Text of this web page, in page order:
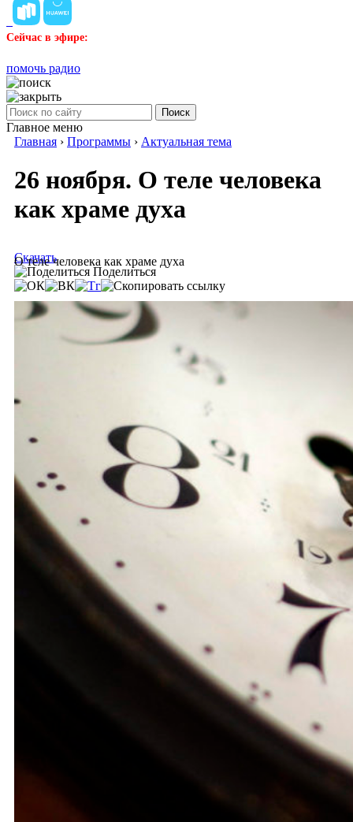
Сейчас в эфире:
помочь радио
Поиск
Главное меню
Главная › Программы › Актуальная тема
26 ноября. О теле человека
как храме духа
О теле человека как храме духа
Скачать
Поделиться